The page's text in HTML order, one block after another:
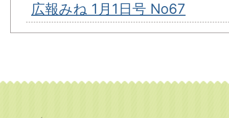
広報みね 1月1日号 No67